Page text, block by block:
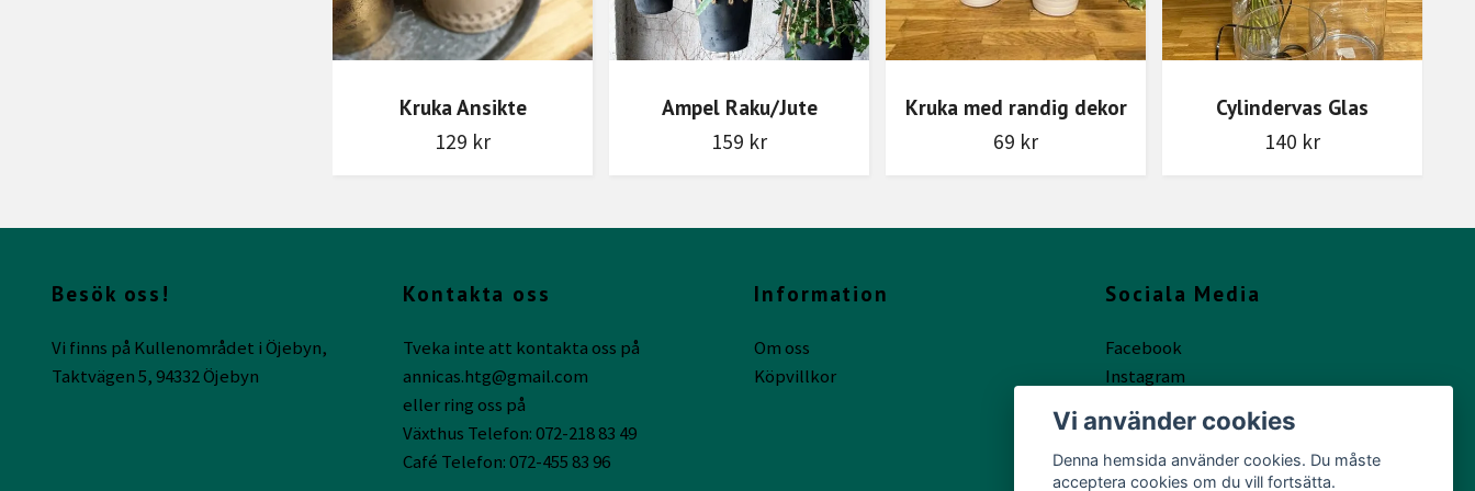
Kruka Ansikte
129 kr
Ampel Raku/Jute
159 kr
Kruka med randig dekor
69 kr
Cylindervas Glas
140 kr
Besök oss!
Vi finns på Kullenområdet i Öjebyn,
Taktvägen 5, 94332 Öjebyn
Kontakta oss
Tveka inte att kontakta oss på
annicas.htg@gmail.com
eller ring oss på
Växthus Telefon: 072-218 83 49
Café Telefon: 072-455 83 96
Information
Om oss
Köpvillkor
Sociala Media
Facebook
Instagram
Vi använder cookies
Denna hemsida använder cookies. Du måste
acceptera cookies om du vill fortsätta.